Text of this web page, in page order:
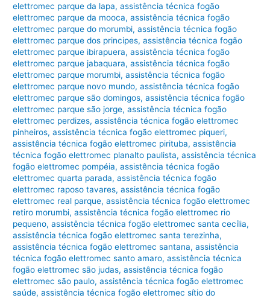
elettromec parque da lapa,assistência técnica fogão
elettromec parque da mooca,assistência técnica fogão
elettromec parque do morumbi,assistência técnica fogão
elettromec parque dos principes,assistência técnica fogão
elettromec parque ibirapuera,assistência técnica fogão
elettromec parque jabaquara,assistência técnica fogão
elettromec parque morumbi,assistência técnica fogão
elettromec parque novo mundo,assistência técnica fogão
elettromec parque são domingos,assistência técnica fogão
elettromec parque são jorge,assistência técnica fogão
elettromec perdizes,assistência técnica fogão elettromec
pinheiros,assistência técnica fogão elettromec piqueri,
assistência técnica fogão elettromec pirituba,assistência
técnica fogão elettromec planalto paulista,assistência técnica
fogão elettromec pompéia,assistência técnica fogão
elettromec quarta parada,assistência técnica fogão
elettromec raposo tavares,assistência técnica fogão
elettromec real parque,assistência técnica fogão elettromec
retiro morumbi,assistência técnica fogão elettromec rio
pequeno,assistência técnica fogão elettromec santa cecília,
assistência técnica fogão elettromec santa terezinha,
assistência técnica fogão elettromec santana,assistência
técnica fogão elettromec santo amaro,assistência técnica
fogão elettromec são judas,assistência técnica fogão
elettromec são paulo,assistência técnica fogão elettromec
saúde,assistência técnica fogão elettromec sítio do